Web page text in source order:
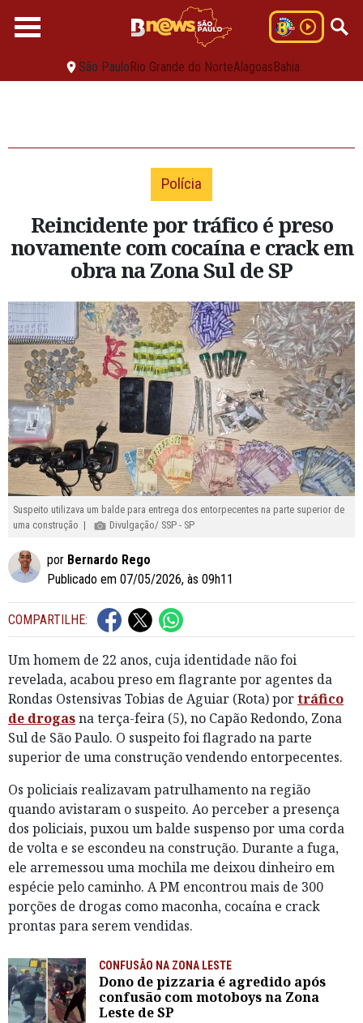
São PauloRio Grande do NorteAlagoasBahia
Polícia
Reincidente por tráfico é preso
novamente com cocaína e crack em
obra na Zona Sul de SP
Suspeito utilizava um balde para entrega dos entorpecentes na parte superior de
uma construção |
Divulgação/ SSP - SP
por Bernardo Rego
Publicado em 07/05/2026, às 09h11
COMPARTILHE:
Um homem de 22 anos, cuja identidade não foi
revelada, acabou preso em flagrante por agentes da
Rondas Ostensivas Tobias de Aguiar (Rota) portráfico
de drogasna terça-feira (5), no Capão Redondo, Zona
Sul de São Paulo. O suspeito foi flagrado na parte
superior de uma construção vendendo entorpecentes.
Os policiais realizavam patrulhamento na região
quando avistaram o suspeito. Ao perceber a presença
dos policiais, puxou um balde suspenso por uma corda
de volta e se escondeu na construção. Durante a fuga,
ele arremessou uma mochila me deixou dinheiro em
espécie pelo caminho. A PM encontrou mais de 300
porções de drogas como maconha, cocaína e crack
prontas para serem vendidas.
CONFUSÃO NA ZONA LESTE
Dono de pizzaria é agredido após
confusão com motoboys na Zona
Leste de SP